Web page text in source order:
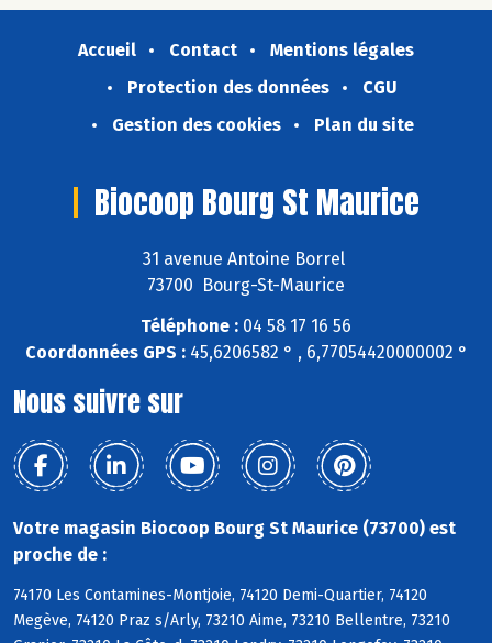
Accueil Contact
Mentions légales
Protection des données
CGU
Gestion des cookies
Plan du site
Biocoop Bourg St Maurice
31 avenue Antoine Borrel
73700 Bourg-St-Maurice
Téléphone : 04 58 17 16 56
Coordonnées GPS :45,6206582 ° , 6,77054420000002 °
Nous suivre sur
Votre magasin Biocoop Bourg St Maurice (73700) est
proche de :
74170 Les Contamines-Montjoie, 74120 Demi-Quartier, 74120
Megève, 74120 Praz s/Arly, 73210 Aime, 73210 Bellentre, 73210